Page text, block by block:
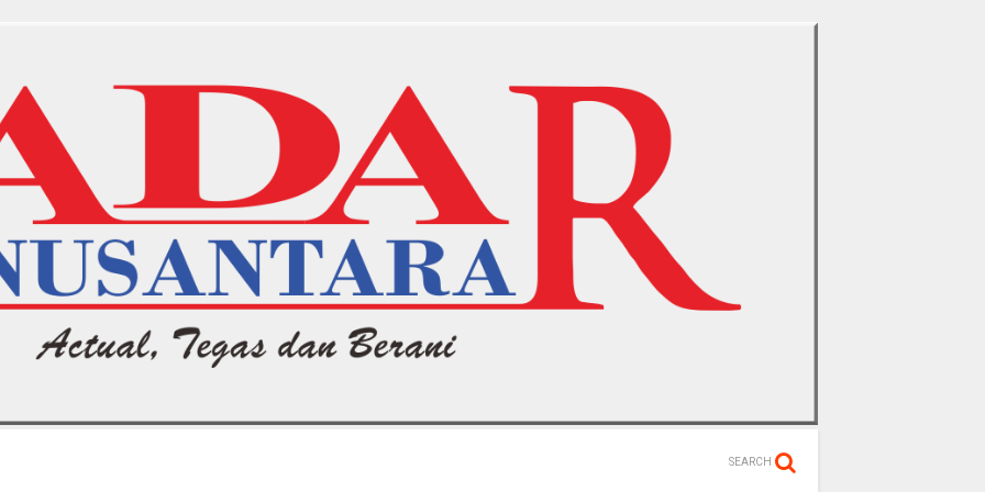
SEARCH